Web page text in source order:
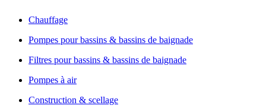
Chauffage
Pompes pour bassins & bassins de baignade
Filtres pour bassins & bassins de baignade
Pompes à air
Construction & scellage